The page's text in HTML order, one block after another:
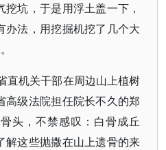
坑，于是用浮土盖一下，
办法，用挖掘机挖了几个大
直机关干部在周边山上植树
高级法院担任院长不久的郑
头，不禁感叹：白骨成丘
解这些抛撒在山上遗骨的来